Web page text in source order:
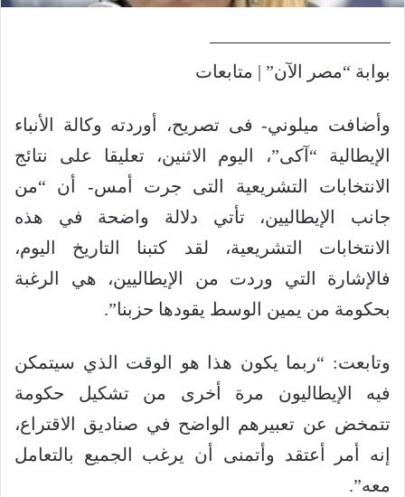
——————————
بوابة “مصر الآن” | متابعات
وأضافت ميلوني- فى تصريح، أوردته وكالة الأنباء
الإيطالية “آكى”، اليوم الاثنين، تعليقا على نتائج
الانتخابات التشريعية التى جرت أمس- أن “من
جانب الإيطاليين، تأتي دلالة واضحة في هذه
الانتخابات التشريعية، لقد كتبنا التاريخ اليوم،
فالإشارة التي وردت من الإيطاليين، هي الرغبة
بحكومة من يمين الوسط يقودها حزبنا”.
وتابعت: “ربما يكون هذا هو الوقت الذي سيتمكن
فيه الإيطاليون مرة أخرى من تشكيل حكومة
تتمخض عن تعبيرهم الواضح في صناديق الاقتراع،
إنه أمر أعتقد وأتمنى أن يرغب الجميع بالتعامل
معه”.